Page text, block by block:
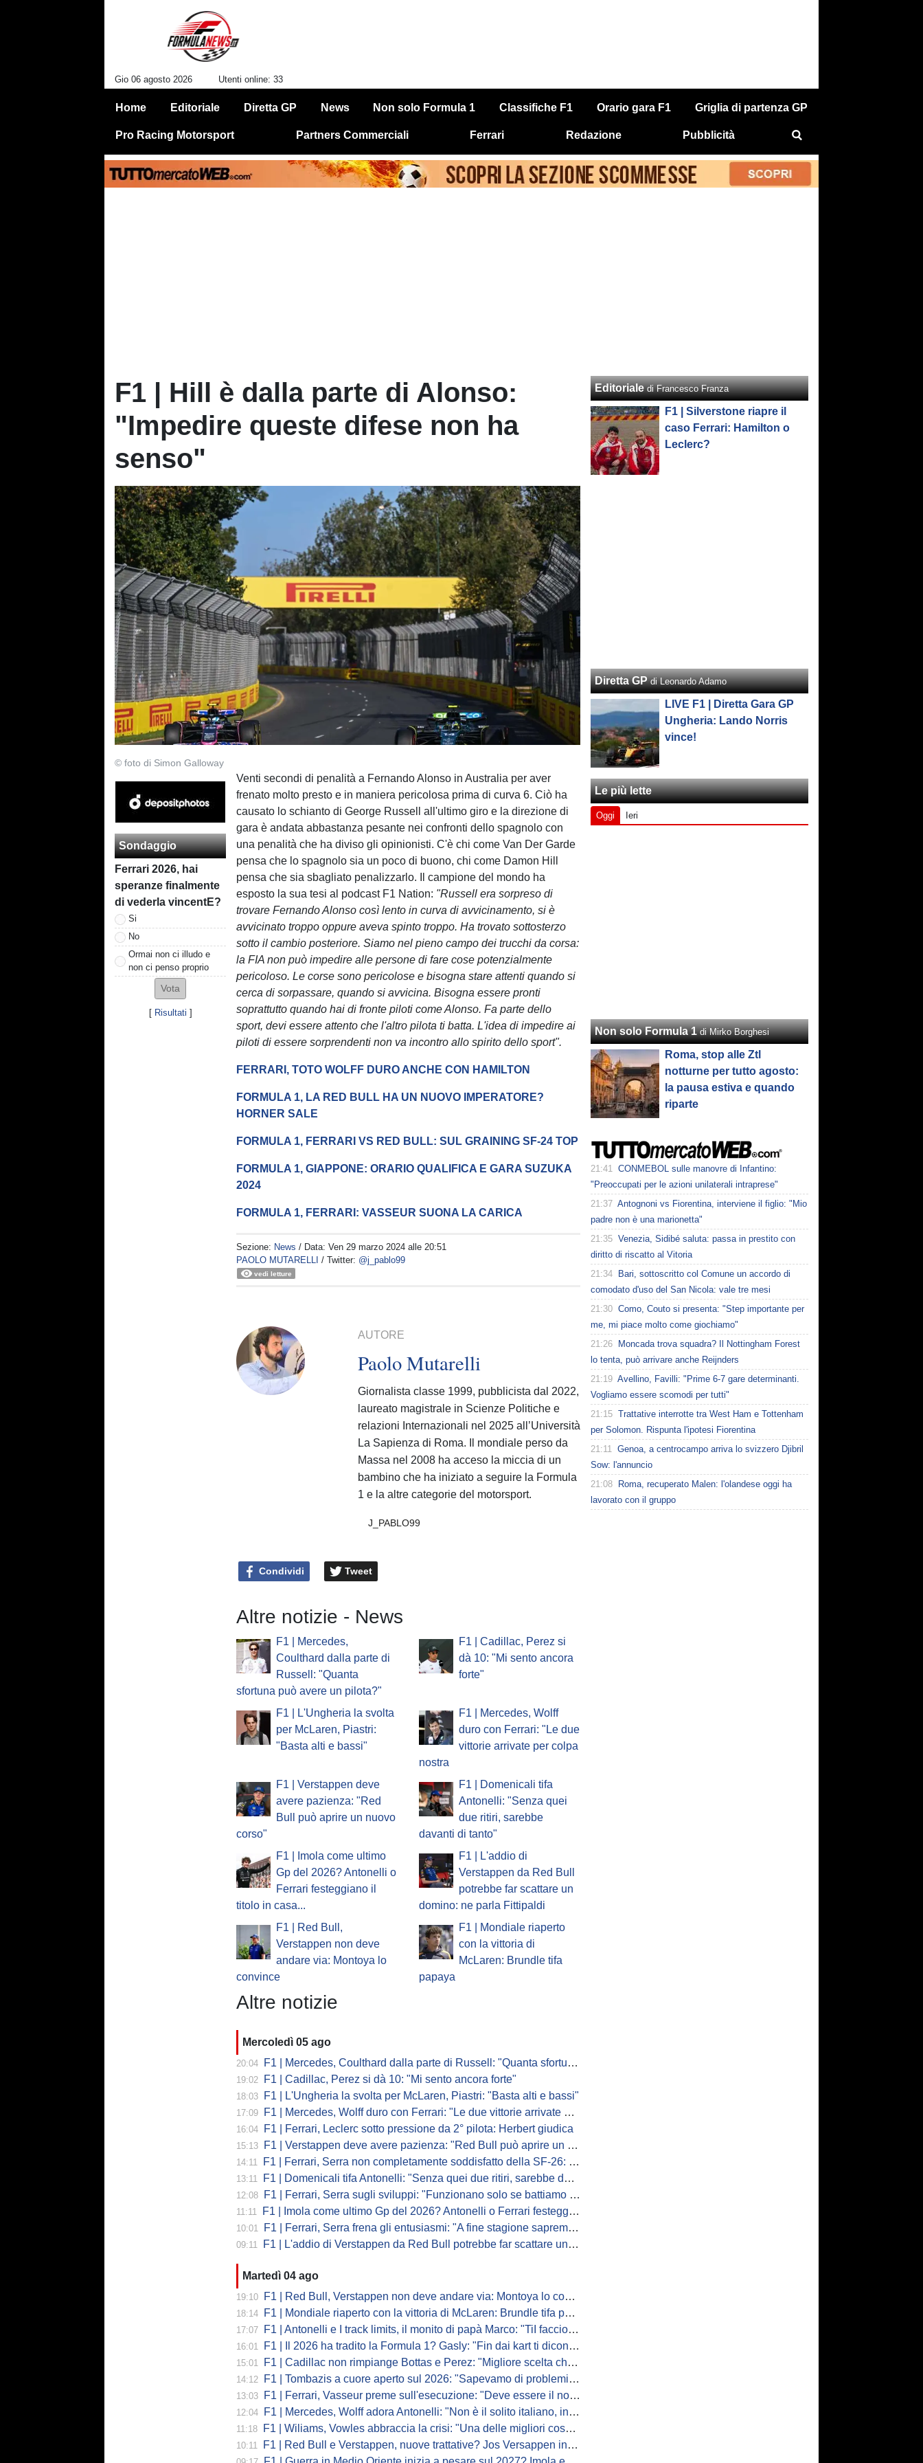
Gio 06 agosto 2026 Utenti online: 33
Home Editoriale Diretta GP News Non solo Formula 1 Classifiche F1 Orario gara F1 Griglia di partenza GP
Pro Racing Motorsport Partners Commerciali Ferrari Redazione Pubblicità
F1 | Hill è dalla parte di Alonso:
"Impedire queste difese non ha
senso"
© foto di Simon Galloway
Sondaggio
Ferrari 2026, hai
speranze finalmente
di vederla vincentE?
Si
No
Ormai non ci illudo e
non ci penso proprio
[ Risultati ]
Venti secondi di penalità a Fernando Alonso in Australia per aver
frenato molto presto e in maniera pericolosa prima di curva 6. Ciò ha
causato lo schianto di George Russell all'ultimo giro e la direzione di
gara è andata abbastanza pesante nei confronti dello spagnolo con
una penalità che ha diviso gli opinionisti. C'è chi come Van Der Garde
pensa che lo spagnolo sia un poco di buono, chi come Damon Hill
pensa che sia sbagliato penalizzarlo. Il campione del mondo ha
esposto la sua tesi al podcast F1 Nation: "Russell era sorpreso di
trovare Fernando Alonso così lento in curva di avvicinamento, si è
avvicinato troppo oppure aveva spinto troppo. Ha trovato sottosterzo
sotto il cambio posteriore. Siamo nel pieno campo dei trucchi da corsa:
la FIA non può impedire alle persone di fare cose potenzialmente
pericoloso. Le corse sono pericolose e bisogna stare attenti quando si
cerca di sorpassare, quando si avvicina. Bisogna essere pronti
soprattutto quando hai di fronte piloti come Alonso. Fa parte dello
sport, devi essere attento che l'altro pilota ti batta. L'idea di impedire ai
piloti di essere sorprendenti non va incontro allo spirito dello sport".
FERRARI, TOTO WOLFF DURO ANCHE CON HAMILTON
FORMULA 1, LA RED BULL HA UN NUOVO IMPERATORE?
HORNER SALE
FORMULA 1, FERRARI VS RED BULL: SUL GRAINING SF-24 TOP
FORMULA 1, GIAPPONE: ORARIO QUALIFICA E GARA SUZUKA
2024
FORMULA 1, FERRARI: VASSEUR SUONA LA CARICA
Sezione: News / Data:Ven 29 marzo 2024 alle 20:51
PAOLO MUTARELLI / Twitter: @j_pablo99
vedi letture
AUTORE
Paolo Mutarelli
Giornalista classe 1999, pubblicista dal 2022,
laureato magistrale in Scienze Politiche e
relazioni Internazionali nel 2025 all’Università
La Sapienza di Roma. Il mondiale perso da
Massa nel 2008 ha acceso la miccia di un
bambino che ha iniziato a seguire la Formula
1 e la altre categorie del motorsport.
J_PABLO99
Condividi Tweet
Altre notizie - News
F1 | Mercedes,
Coulthard dalla parte di
Russell: "Quanta
sfortuna può avere un pilota?"
F1 | Cadillac, Perez si
dà 10: "Mi sento ancora
forte"
F1 | L'Ungheria la svolta
per McLaren, Piastri:
"Basta alti e bassi"
F1 | Mercedes, Wolff
duro con Ferrari: "Le due
vittorie arrivate per colpa
nostra
F1 | Verstappen deve
avere pazienza: "Red
Bull può aprire un nuovo
corso"
F1 | Domenicali tifa
Antonelli: "Senza quei
due ritiri, sarebbe
davanti di tanto"
F1 | Imola come ultimo
Gp del 2026? Antonelli o
Ferrari festeggiano il
titolo in casa...
F1 | L'addio di
Verstappen da Red Bull
potrebbe far scattare un
domino: ne parla Fittipaldi
F1 | Red Bull,
Verstappen non deve
andare via: Montoya lo
convince
F1 | Mondiale riaperto
con la vittoria di
McLaren: Brundle tifa
papaya
Altre notizie
Mercoledì 05 ago
20:04 F1 | Mercedes, Coulthard dalla parte di Russell: "Quanta sfortuna può avere un pilota?"
19:02 F1 | Cadillac, Perez si dà 10: "Mi sento ancora forte"
18:03 F1 | L'Ungheria la svolta per McLaren, Piastri: "Basta alti e bassi"
17:09 F1 | Mercedes, Wolff duro con Ferrari: "Le due vittorie arrivate per colpa nostra
16:04 F1 | Ferrari, Leclerc sotto pressione da 2° pilota: Herbert giudica
15:13 F1 | Verstappen deve avere pazienza: "Red Bull può aprire un nuovo corso"
14:11 F1 | Ferrari, Serra non completamente soddisfatto della SF-26: "Non è solo la mia macchina"
13:11 F1 | Domenicali tifa Antonelli: "Senza quei due ritiri, sarebbe davanti di tanto"
12:08 F1 | Ferrari, Serra sugli sviluppi: "Funzionano solo se battiamo gli altri"
11:11 F1 | Imola come ultimo Gp del 2026? Antonelli o Ferrari festeggiano il titolo in casa...
10:01 F1 | Ferrari, Serra frena gli entusiasmi: "A fine stagione sapremo se SF-26 è forte"
09:11 F1 | L'addio di Verstappen da Red Bull potrebbe far scattare un domino: ne parla Fittipaldi
Martedì 04 ago
19:10 F1 | Red Bull, Verstappen non deve andare via: Montoya lo convince
18:14 F1 | Mondiale riaperto con la vittoria di McLaren: Brundle tifa papaya
17:07 F1 | Antonelli e I track limits, il monito di papà Marco: "TiI faccio fare la fine della gallina"
16:01 F1 | Il 2026 ha tradito la Formula 1? Gasly: "Fin dai kart ti dicono di non alzare il piede dal gas"
15:01 F1 | Cadillac non rimpiange Bottas e Perez: "Migliore scelta che potessimo fare"
14:12 F1 | Tombazis a cuore aperto sul 2026: "Sapevamo di problemi, ma serviva un accordo"
13:03 F1 | Ferrari, Vasseur preme sull'esecuzione: "Deve essere il nostro punto di forza"
12:04 F1 | Mercedes, Wolff adora Antonelli: "Non è il solito italiano, in bolla quando guida"
11:18 F1 | Wiliams, Vowles abbraccia la crisi: "Una delle migliori cose che potevano capitare"
10:11 F1 | Red Bull e Verstappen, nuove trattative? Jos Versappen insorge contro i giornalisti
Editoriale di Francesco Franza
F1 | Silverstone riapre il
caso Ferrari: Hamilton o
Leclerc?
Diretta GP di Leonardo Adamo
LIVE F1 | Diretta Gara GP
Ungheria: Lando Norris
vince!
Le più lette
Oggi Ieri
Non solo Formula 1 di Mirko Borghesi
Roma, stop alle Ztl
notturne per tutto agosto:
la pausa estiva e quando
riparte
21:41 CONMEBOL sulle manovre di Infantino:
"Preoccupati per le azioni unilaterali intraprese"
21:37 Antognoni vs Fiorentina, interviene il figlio: "Mio
padre non è una marionetta"
21:35 Venezia, Sidibé saluta: passa in prestito con
diritto di riscatto al Vitoria
21:34
Bari, sottoscritto col Comune un accordo di
comodato d'uso del San Nicola: vale tre mesi
21:30 Como, Couto si presenta: "Step importante per
me, mi piace molto come giochiamo"
21:26
Moncada trova squadra? Il Nottingham Forest
lo tenta, può arrivare anche Reijnders
21:19 Avellino, Favilli: "Prime 6-7 gare determinanti.
Vogliamo essere scomodi per tutti"
21:15 Trattative interrotte tra West Ham e Tottenham
per Solomon. Rispunta l'ipotesi Fiorentina
21:11 Genoa, a centrocampo arriva lo svizzero Djibril
Sow: l'annuncio
21:08
Roma, recuperato Malen: l'olandese oggi ha
lavorato con il gruppo